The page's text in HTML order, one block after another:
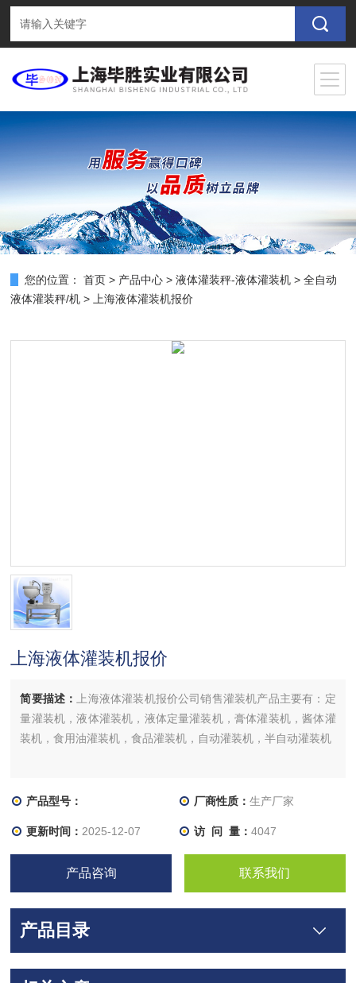
您的位置： 首页 > 产品中心 >液体灌装秤-液体灌装机 >全自动
液体灌装秤/机 > 上海液体灌装机报价
上海液体灌装机报价
简要描述：
上海液体灌装机报价公司销售灌装机产品主要有：定
量灌装机，液体灌装机，液体定量灌装机，膏体灌装机，酱体灌
装机，食用油灌装机，食品灌装机，自动灌装机，半自动灌装机
产品型号： 厂商性质： 生产厂家
更新时间： 2025-12-07 访 问 量： 4047
产品咨询 联系我们
产品目录